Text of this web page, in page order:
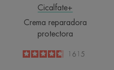
Cicalfate+
Crema reparadora
protectora
4.6
/51615